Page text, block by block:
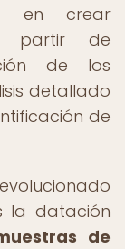
en crear
partir de
de los
detallado
de
la datación
de